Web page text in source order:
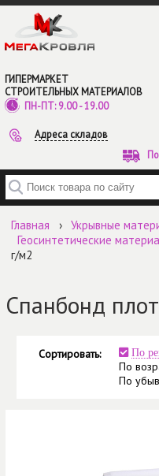
Перейти к основному
ГИПЕРМАРКЕТ
СТРОИТЕЛЬНЫХ МАТЕРИАЛОВ
ПН-ПТ: 9.00 - 19.00
Адреса складов
Введите ключевые слова для
Главная › Укрывные
Геосинтетические
г/м2
Спанбонд
Сортировать: По
По
По